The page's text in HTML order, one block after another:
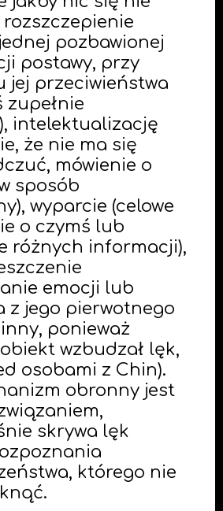
rozszczepienie
pozbawionej
postawy, przy
jej przeciwieństwa
zupełnie
intelektualizację
że nie ma się
mówienie o
sposób
wyparcie (celowe
o czymś lub
różnych informacji),
emocji lub
z jego pierwotnego
ponieważ
wzbudzał lęk,
osobami z Chin).
obronny jest
skrywa lęk
którego nie